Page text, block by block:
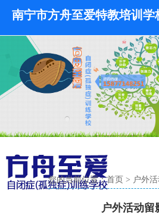
南宁市方舟至爱特教培训学
您的当前位置：首页 > 户外
户外活动留